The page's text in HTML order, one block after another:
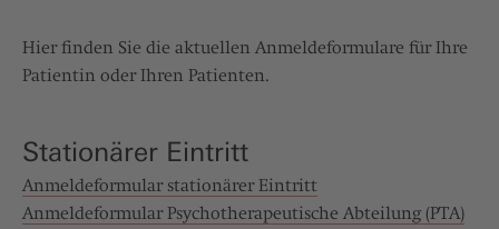
Hier finden Sie die aktuellen Anmeldeformulare für Ihre
Patientin oder Ihren Patienten.
Stationärer Eintritt
Anmeldeformular stationärer Eintritt
Anmeldeformular Psychotherapeutische Abteilung (PTA)